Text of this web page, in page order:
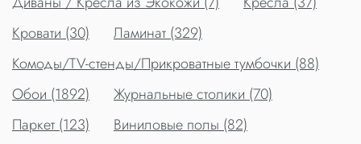
Кровати (30)
Ламинат (329)
Комоды/TV-стенды/Прикроватные тумбочки (88)
Обои (1892)
Журнальные столики (70)
Паркет (123)
Виниловые полы (82)